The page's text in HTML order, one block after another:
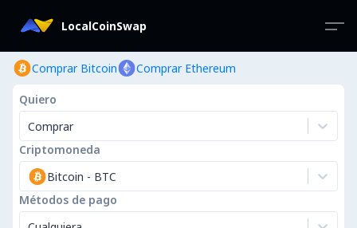
LocalCoinSwap
Comprar Bitcoin Comprar Ethereum
Quiero
Comprar
Criptomoneda
Bitcoin - BTC
Métodos de pago